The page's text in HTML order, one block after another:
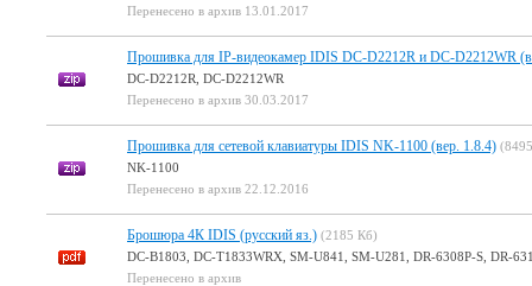
Перенесено в архив 13.01.2017
Прошивка для IP-видеокамер IDIS DC-D2212R и DC-D2212WR
DC-D2212R, DC-D2212WR
Перенесено в архив 30.03.2017
Прошивка для сетевой клавиатуры IDIS NK-1100 (вер. 1.8.4)
NK-1100
Перенесено в архив 22.12.2016
Брошюра 4К IDIS (русский яз.) (2185 Кб)
DC-B1803, DC-T1833WRX, SM-U841, SM-U281, DR-6308P-S, DR-
Перенесено в архив